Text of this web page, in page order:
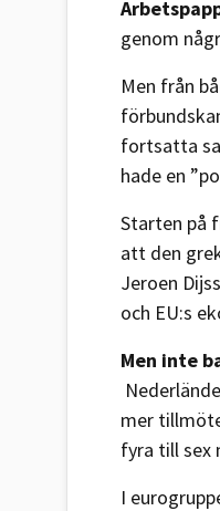
genom
Men från
fortsatta
hade en
Starten på
att den
Jeroen
och EU:s
Men inte
mer
fyra till sex
I